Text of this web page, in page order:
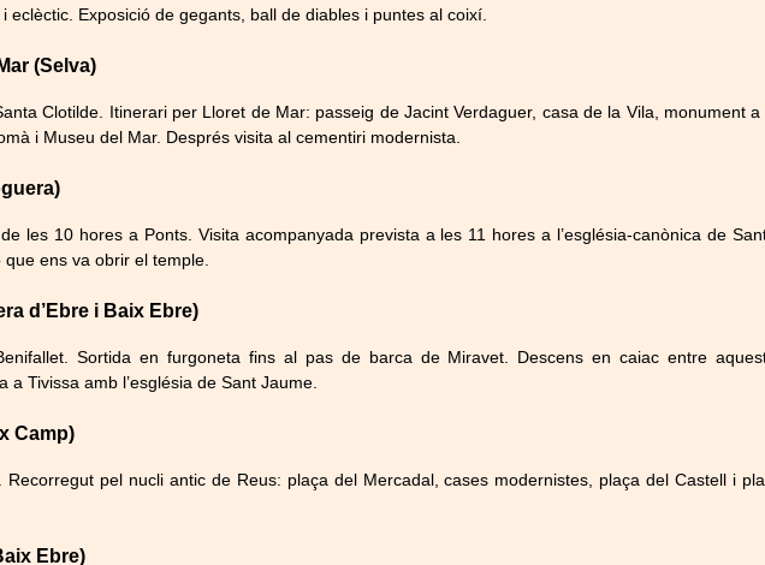
eclèctic. Exposició de gegants, ball de diables i puntes al coixí.
(Selva)
Clotilde. Itinerari per Lloret de Mar: passeig de Jacint Verdaguer, casa de la Vila, monument
i Museu del Mar. Després visita al cementiri modernista.
les 10 hores a Ponts. Visita acompanyada prevista a les 11 hores a l’església-canònica de
ens va obrir el temple.
d’Ebre i Baix Ebre)
Sortida en furgoneta fins al pas de barca de Miravet. Descens en caiac entre
a Tivissa amb l’església de Sant Jaume.
Camp)
pel nucli antic de Reus: plaça del Mercadal, cases modernistes, plaça del Castell i
Ebre)